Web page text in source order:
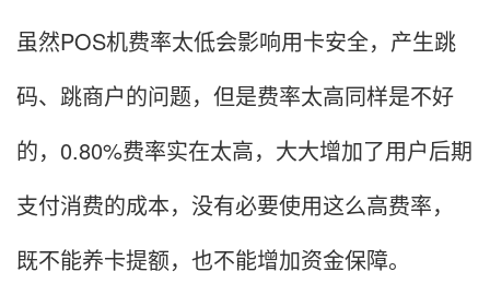
虽然POS机费率太低会影响用卡安全，产生跳
码、跳商户的问题，但是费率太高同样是不好
的，0.80%费率实在太高，大大增加了用户后期
支付消费的成本，没有必要使用这么高费率，
既不能养卡提额，也不能增加资金保障。